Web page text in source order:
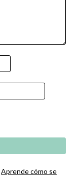
Aprende cómo se